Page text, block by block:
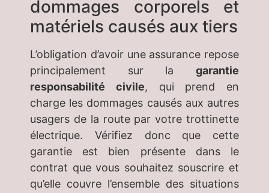
dommages corporels et
matériels causés aux tiers
L’obligation d’avoir une assurance repose
principalement sur la garantie
responsabilité civile, qui prend en
charge les dommages causés aux autres
usagers de la route par votre trottinette
électrique. Vérifiez donc que cette
garantie est bien présente dans le
contrat que vous souhaitez souscrire et
qu’elle couvre l’ensemble des situations